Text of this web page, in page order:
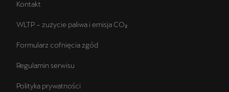
Kontakt
WLTP – zużycie paliwa i emisja CO₂
Formularz cofnięcia zgód
Regulamin serwisu
Polityka prywatności